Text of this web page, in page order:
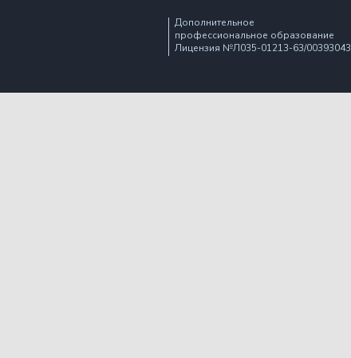
Дополнительное
профессиональное образование
Лицензия №Л035-01213-63/00393043